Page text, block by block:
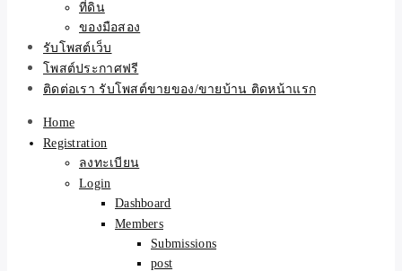
ที่ดิน
ของมือสอง
รับโพสต์เว็บ
โพสต์ประกาศฟรี
ติดต่อเรา รับโพสต์ขายของ/ขายบ้าน ติดหน้าแรก
Home
Registration
ลงทะเบียน
Login
Dashboard
Members
Submissions
post